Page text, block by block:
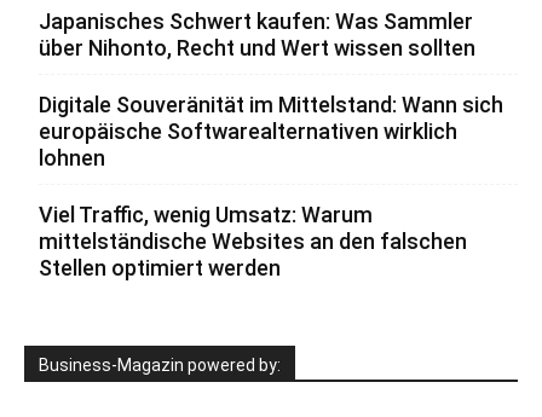
Japanisches Schwert kaufen: Was Sammler
über Nihonto, Recht und Wert wissen sollten
Digitale Souveränität im Mittelstand: Wann sich
europäische Softwarealternativen wirklich
lohnen
Viel Traffic, wenig Umsatz: Warum
mittelständische Websites an den falschen
Stellen optimiert werden
Business-Magazin powered by: